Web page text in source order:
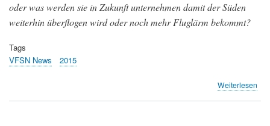
oder was werden sie in Zukunft unternehmen damit der Süden
weiterhin überflogen wird oder noch mehr Fluglärm bekommt?
Tags
VFSN News
2015
Weiterlesen